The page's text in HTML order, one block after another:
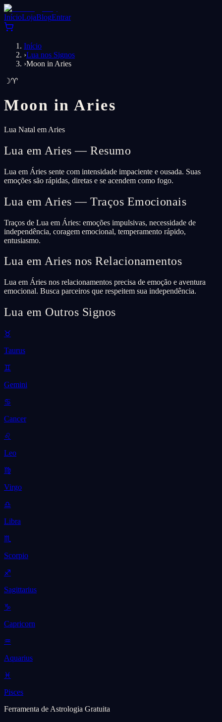
InícioLojaBlogEntrar
Início
›Lua nos Signos
›Moon in Aries
☽♈
Moon inAries
Lua Natal em Aries
Lua em Aries — Resumo
Lua em Áries sente com intensidade impaciente e ousada. Suas
emoções são rápidas, diretas e se acendem como fogo.
Lua em Aries — Traços Emocionais
Traços de Lua em Áries: emoções impulsivas, necessidade de
independência, coragem emocional, temperamento rápido,
entusiasmo.
Lua em Aries nos Relacionamentos
Lua em Áries nos relacionamentos precisa de emoção e aventura
emocional. Busca parceiros que respeitem sua independência.
Lua em Outros Signos
♉
Taurus
♊
Gemini
♋
Cancer
♌
Leo
♍
Virgo
♎
Libra
♏
Scorpio
♐
Sagittarius
♑
Capricorn
♒
Aquarius
♓
Pisces
Ferramenta de Astrologia Gratuita